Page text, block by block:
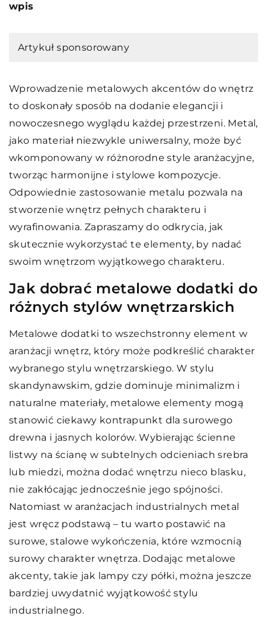
wpis
Artykuł sponsorowany
Wprowadzenie metalowych akcentów do wnętrz
to doskonały sposób na dodanie elegancji i
nowoczesnego wyglądu każdej przestrzeni. Metal,
jako materiał niezwykle uniwersalny, może być
wkomponowany w różnorodne style aranżacyjne,
tworząc harmonijne i stylowe kompozycje.
Odpowiednie zastosowanie metalu pozwala na
stworzenie wnętrz pełnych charakteru i
wyrafinowania. Zapraszamy do odkrycia, jak
skutecznie wykorzystać te elementy, by nadać
swoim wnętrzom wyjątkowego charakteru.
Jak dobrać metalowe dodatki do
różnych stylów wnętrzarskich
Metalowe dodatki to wszechstronny element w
aranżacji wnętrz, który może podkreślić charakter
wybranego stylu wnętrzarskiego. W stylu
skandynawskim, gdzie dominuje minimalizm i
naturalne materiały, metalowe elementy mogą
stanowić ciekawy kontrapunkt dla surowego
drewna i jasnych kolorów. Wybierając ścienne
listwy na ścianę w subtelnych odcieniach srebra
lub miedzi, można dodać wnętrzu nieco blasku,
nie zakłócając jednocześnie jego spójności.
Natomiast w aranżacjach industrialnych metal
jest wręcz podstawą – tu warto postawić na
surowe, stalowe wykończenia, które wzmocnią
surowy charakter wnętrza. Dodając metalowe
akcenty, takie jak lampy czy półki, można jeszcze
bardziej uwydatnić wyjątkowość stylu
industrialnego.